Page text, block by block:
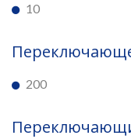
10
200